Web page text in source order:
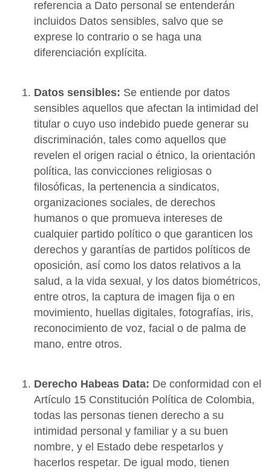
referencia a Dato personal se entenderán
incluidos Datos sensibles, salvo que se
exprese lo contrario o se haga una
diferenciación explícita.
Datos sensibles: Se entiende por datos
sensibles aquellos que afectan la intimidad del
titular o cuyo uso indebido puede generar su
discriminación, tales como aquellos que
revelen el origen racial o étnico, la orientación
política, las convicciones religiosas o
filosóficas, la pertenencia a sindicatos,
organizaciones sociales, de derechos
humanos o que promueva intereses de
cualquier partido político o que garanticen los
derechos y garantías de partidos políticos de
oposición, así como los datos relativos a la
salud, a la vida sexual, y los datos biométricos,
entre otros, la captura de imagen fija o en
movimiento, huellas digitales, fotografías, iris,
reconocimiento de voz, facial o de palma de
mano, entre otros.
Derecho Habeas Data: De conformidad con el
Artículo 15 Constitución Política de Colombia,
todas las personas tienen derecho a su
intimidad personal y familiar y a su buen
nombre, y el Estado debe respetarlos y
hacerlos respetar. De igual modo, tienen